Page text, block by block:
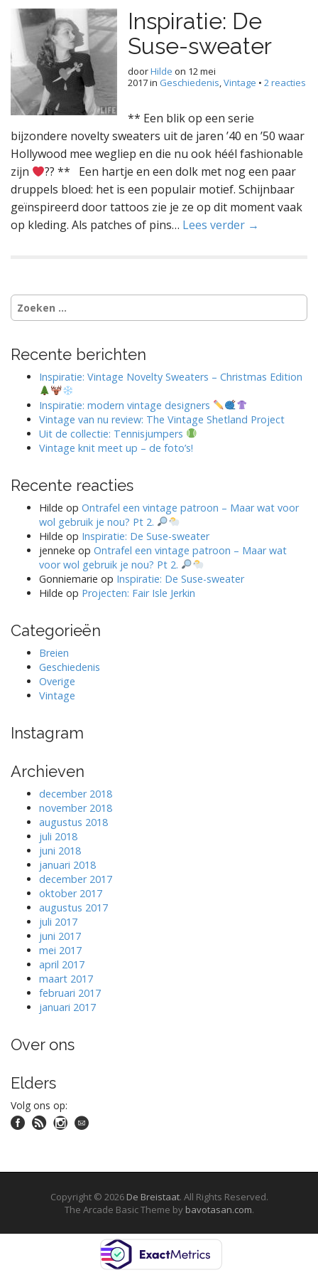
Inspiratie: De
Suse-sweater
doorHilde on 12 mei
2017in Geschiedenis,Vintage • 2 reacties
** Een blik op een serie
bijzondere novelty sweaters uit de jaren ’40 en ’50 waar
Hollywood mee wegliep en die nu ook héél fashionable
zijn
?? ** Een hartje en een dolk met nog een paar
druppels bloed: het is een populair motief. Schijnbaar
geïnspireerd door tattoos zie je ze op dit moment vaak
op kleding. Als patches of pins… Lees verder →
Zoeken
naar:
Recente berichten
Inspiratie: Vintage Novelty Sweaters – Christmas Edition
Inspiratie: modern vintage designers
Vintage van nu review: The Vintage Shetland Project
Uit de collectie: Tennisjumpers
Vintage knit meet up – de foto’s!
Recente reacties
Hilde op Ontrafel een vintage patroon – Maar wat voor
wol gebruik je nou? Pt 2.
Hilde op Inspiratie: De Suse-sweater
jenneke op Ontrafel een vintage patroon – Maar wat
voor wol gebruik je nou? Pt 2.
Gonniemarie op Inspiratie: De Suse-sweater
Hilde op Projecten: Fair Isle Jerkin
Categorieën
Breien
Geschiedenis
Overige
Vintage
Instagram
Archieven
december 2018
november 2018
augustus 2018
juli 2018
juni 2018
januari 2018
december 2017
oktober 2017
augustus 2017
juli 2017
juni 2017
mei 2017
april 2017
maart 2017
februari 2017
januari 2017
Over ons
Elders
Volg ons op:
Copyright © 2026 De Breistaat. All Rights Reserved.
The Arcade Basic Theme by bavotasan.com.